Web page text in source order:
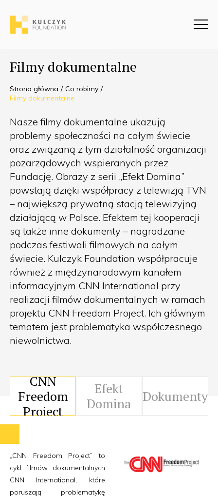
Filmy dokumentalne
Strona główna
Co robimy
Filmy dokumentalne
Nasze filmy dokumentalne ukazują
problemy społeczności na całym świecie
oraz związaną z tym działalność organizacji
pozarządowych wspieranych przez
Fundację. Obrazy z serii „Efekt Domina”
powstają dzięki współpracy z telewizją TVN
– największą prywatną stacją telewizyjną
działającą w Polsce. Efektem tej kooperacji
są także inne dokumenty – nagradzane
podczas festiwali filmowych na całym
świecie. Kulczyk Foundation współpracuje
również z międzynarodowym kanałem
informacyjnym CNN International przy
realizacji filmów dokumentalnych w ramach
projektu CNN Freedom Project. Ich głównym
tematem jest problematyka współczesnego
niewolnictwa.
CNN
Freedom
Project
Efekt
Domina
Dokumenty
„CNN Freedom Project” to
cykl filmów dokumentalnych
CNN International, które
poruszają problematykę